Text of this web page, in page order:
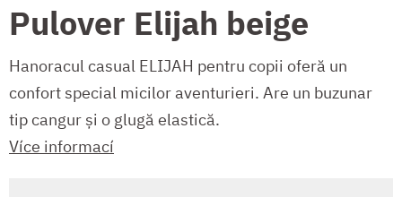
Pulover Elijah beige
Hanoracul casual ELIJAH pentru copii oferă un
confort special micilor aventurieri. Are un buzunar
tip cangur și o glugă elastică.
Více informací